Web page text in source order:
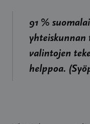
91 %
yhteiskunnan
valintojen
helppoa.